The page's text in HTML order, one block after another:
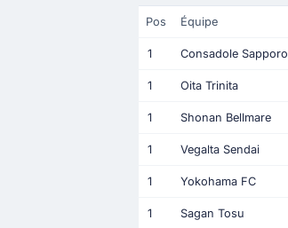
Pos Équipe
1 Consadole Sapporo
1 Oita Trinita
1 Shonan Bellmare
1 Vegalta Sendai
1 Yokohama FC
1 Sagan Tosu